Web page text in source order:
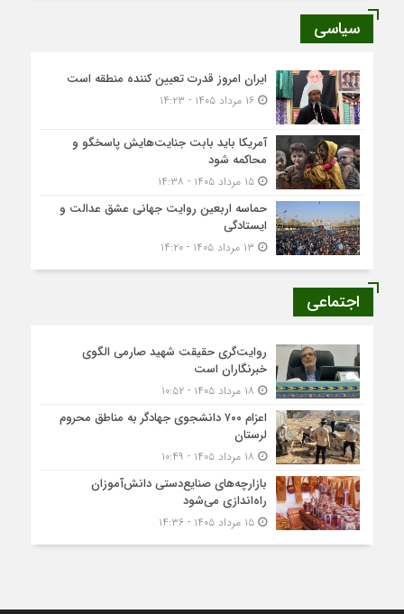
سیاسی
ایران امروز قدرت تعیین کننده منطقه است
۱۶ مرداد ۱۴۰۵ - ۱۴:۲۳
آمریکا باید بابت جنایت‌هایش پاسخگو و
محاکمه شود
۱۵ مرداد ۱۴۰۵ - ۱۴:۳۸
حماسه اربعین روایت جهانی عشق عدالت و
ایستادگی
اجتماعی
روایت‌گری حقیقت شهید صارمی الگوی
خبرنگاران است
اعزام ۷۰۰ دانشجوی جهادگر به مناطق محروم
لرستان
بازارچه‌های صنایع‌دستی دانش‌آموزان
راه‌اندازی می‌شود
۱۵ مرداد ۱۴۰۵ - ۱۴:۳۶